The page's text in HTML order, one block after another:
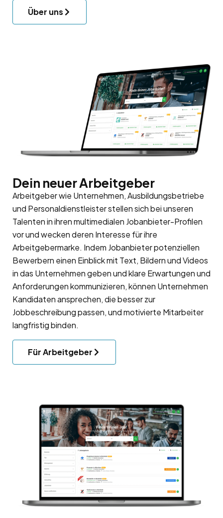
Über uns
Dein neuer Arbeitgeber
Arbeitgeber wie Unternehmen, Ausbildungsbetriebe
und Personaldienstleister stellen sich bei unseren
Talenten in ihren multimedialen Jobanbieter-Profilen
vor und wecken deren Interesse für ihre
Arbeitgebermarke. Indem Jobanbieter potenziellen
Bewerbern einen Einblick mit Text, Bildern und Videos
in das Unternehmen geben und klare Erwartungen und
Anforderungen kommunizieren, können Unternehmen
Kandidaten ansprechen, die besser zur
Jobbeschreibung passen, und motivierte Mitarbeiter
langfristig binden.
Für Arbeitgeber